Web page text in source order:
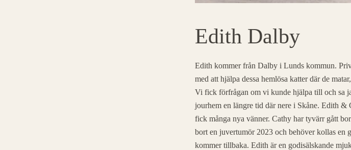
Edith Dalby
Edith kommer från Dalby i Lunds kommun.
med att hjälpa dessa hemlösa katter där de
Vi fick förfrågan om vi kunde hjälpa till och sa
jourhem en längre tid där nere i Skåne. Edith &
fick många nya vänner. Cathy har tyvärr gått
bort en juvertumör 2023 och behöver kollas en
kommer tillbaka. Edith är en godisälskande